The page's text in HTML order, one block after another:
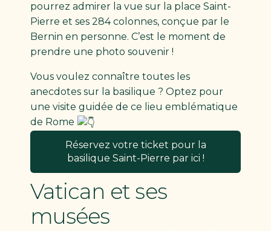
pourrez admirer la vue sur la place Saint-
Pierre et ses 284 colonnes, conçue par le
Bernin en personne. C’est le moment de
prendre une photo souvenir !
Vous voulez connaître toutes les
anecdotes sur la basilique ? Optez pour
une visite guidée de ce lieu emblématique
de Rome
Réservez votre ticket pour la
basilique Saint-Pierre par ici !
Vatican et ses
musées